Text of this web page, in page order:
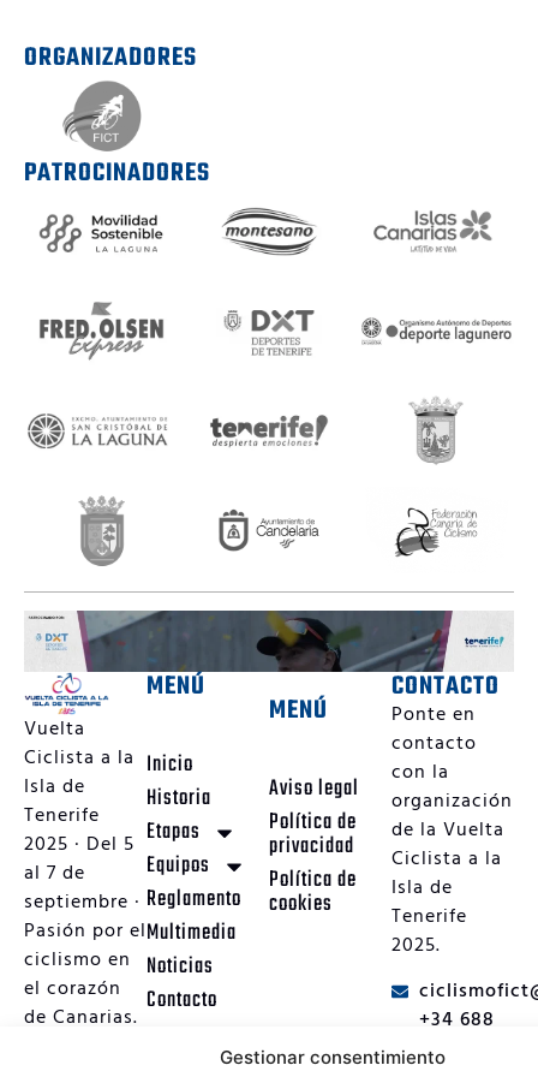
Gestionar consentimiento
ORGANIZADORES
PATROCINADORES
Vuelta
Ciclista a la
Isla de
Tenerife
2025 · Del 5
al 7 de
septiembre ·
Pasión por el
ciclismo en
el corazón
de Canarias.
MENÚ
Inicio
Historia
Etapas
Equipos
Reglamento
Multimedia
Noticias
Contacto
MENÚ
Aviso legal
Política de
privacidad
Política de
cookies
CONTACTO
Ponte en
contacto
con la
organización
de la Vuelta
Ciclista a la
Isla de
Tenerife
2025.
+34 688
738 148